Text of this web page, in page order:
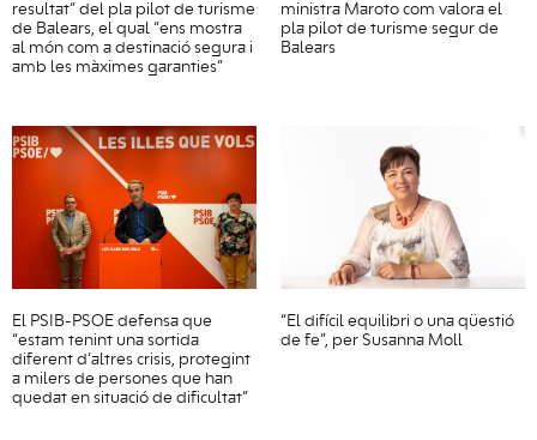
resultat” del pla pilot de turisme
de Balears, el qual “ens mostra
al món com a destinació segura i
amb les màximes garanties”
ministra Maroto com valora el
pla pilot de turisme segur de
Balears
El PSIB-PSOE defensa que
“estam tenint una sortida
diferent d’altres crisis, protegint
a milers de persones que han
quedat en situació de dificultat”
“El difícil equilibri o una qüestió
de fe”, per Susanna Moll